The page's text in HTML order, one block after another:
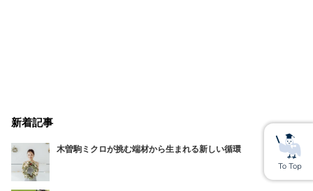
新着記事
木曽駒ミクロが挑む端材から生まれる新しい循環